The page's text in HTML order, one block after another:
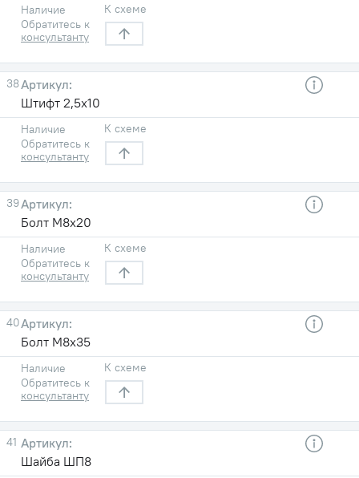
Наличие
Обратитесь к
консультанту
К схеме
38
Штифт 2,5х10
Наличие
Обратитесь к
консультанту
К схеме
39
Болт М8х20
Наличие
Обратитесь к
консультанту
К схеме
40
Болт М8х35
Наличие
Обратитесь к
консультанту
К схеме
41
Шайба ШП8